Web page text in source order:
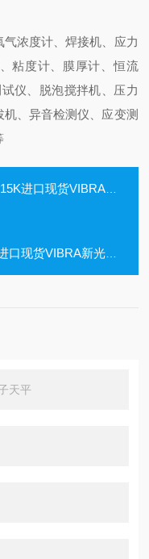
浓度计、焊接机、应力
粘度计、膜厚计、恒流
仪、脱泡搅拌机、压力
、异音检测仪、应变测
新光电子防尘防水电子天平
新光电子防尘防水电子天平